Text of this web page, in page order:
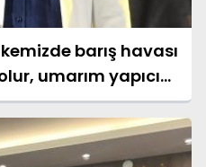
barış havası
umarım yapıcı